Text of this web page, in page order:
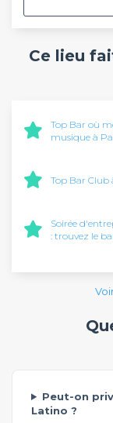
pouvoir danser mais
Ce lieu
Top Bar où
musique à
Top Bar Club
Soirée
: trouvez le
Peut-on
Latino ?